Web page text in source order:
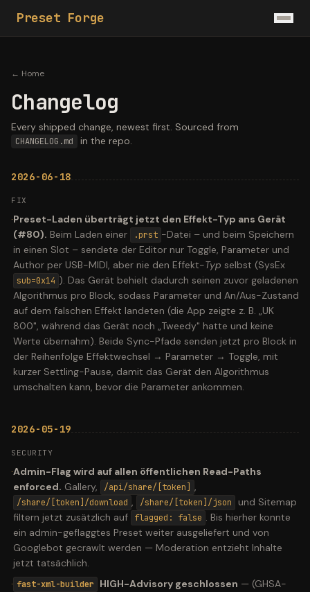
Preset Forge
← Home
Changelog
Every shipped change, newest first. Sourced from
CHANGELOG.md in the repo.
2026-06-18
FIX
·Preset-Laden überträgt jetzt den Effekt-Typ ans Gerät
(#80). Beim Laden einer .prst -Datei – und beim Speichern
in einen Slot – sendete der Editor nur Toggle, Parameter und
Author per USB-MIDI, aber nie den Effekt-Typ selbst (SysEx
sub=0x14 ). Das Gerät behielt dadurch seinen zuvor geladenen
Algorithmus pro Block, sodass Parameter und An/Aus-Zustand
auf dem falschen Effekt landeten (die App zeigte z. B. „UK
800", während das Gerät noch „Tweedy" hatte und keine
Werte übernahm). Beide Sync-Pfade senden jetzt pro Block in
der Reihenfolge Effektwechsel → Parameter → Toggle, mit
kurzer Settling-Pause, damit das Gerät den Algorithmus
umschalten kann, bevor die Parameter ankommen.
2026-05-19
SECURITY
·Admin-Flag wird auf allen öffentlichen Read-Paths
enforced. Gallery, /api/share/[token] ,
/share/[token]/download , /share/[token]/json
und Sitemap
filtern jetzt zusätzlich auf
flagged: false . Bis hierher konnte
ein admin-geflaggtes Preset weiter ausgeliefert und von
Googlebot gecrawlt werden — Moderation entzieht Inhalte
jetzt tatsächlich.
· fast-xml-builder HIGH-Advisory geschlossen — (GHSA-